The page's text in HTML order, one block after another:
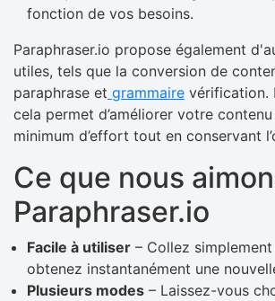
fonction de vos besoins.
Paraphraser.io propose également
utiles, tels que la conversion de
paraphrase et grammaire vérification.
cela permet d’améliorer votre
minimum d’effort tout en conservant
Ce que nous
Paraphraser.io
Facile à utiliser – Collez
obtenez instantanément une
Plusieurs modes – Laissez-vous